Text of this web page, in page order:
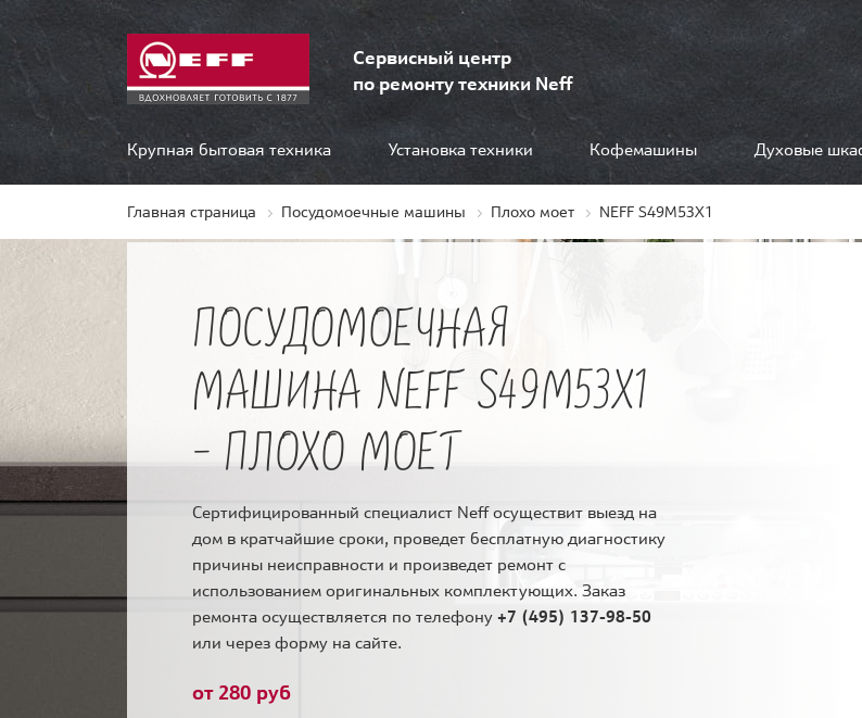
Сервисный центр
по ремонту техники Neff
Крупная бытовая техника Установка техники Кофемашины Духовые
Главная страница Посудомоечные машины Плохо моет NEFF S49M53X1
ПОСУДОМОЕЧНАЯ
МАШИНА NEFF S49M53X1
- ПЛОХО МОЕТ
Сертифицированный специалист Neff осуществит выезд на
дом в кратчайшие сроки, проведет бесплатную диагностику
причины неисправности и произведет ремонт с
использованием оригинальных комплектующих. Заказ
ремонта осуществляется по телефону +7 (495) 137-98-50
или через форму на сайте.
от 280 руб